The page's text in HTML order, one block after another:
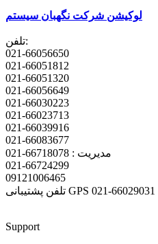
لوکیشن شرکت نگهبان سیستم
تلفن:
021-66056650
021-66051812
021-66051320
021-66056649
021-66030223
021-66023713
021-66039916
021-66083677
مدیریت : 66718078-021
021-66724299
09121006465
Support